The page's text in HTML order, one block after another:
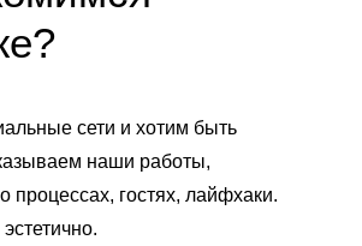
сети и хотим быть
наши работы,
процессах, гостях, лайфхаки.